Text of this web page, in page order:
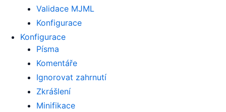
Validace MJML
Konfigurace
Konfigurace
Písma
Komentáře
Ignorovat zahrnutí
Zkrášlení
Minifikace